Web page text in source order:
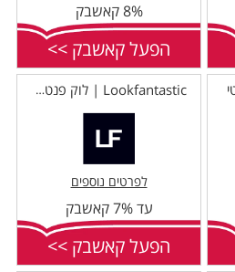
8% קאשבק
הפעל קאשבק >>
Lookfantastic | לוק פנטסטיק
לפרטים נוספים
עד 7% קאשבק
הפעל קאשבק >>